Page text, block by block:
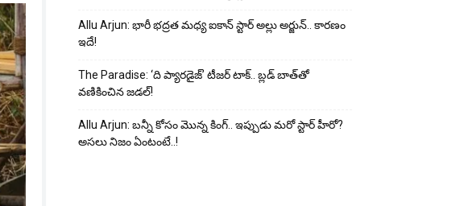
Allu Arjun: భారీ భద్రత మధ్య ఐకాన్ స్టార్ అల్లు అర్జున్.. కారణం
ఇదే!
The Paradise: ‘ది ప్యారడైజ్’ టీజర్ టాక్.. బ్లడ్ బాత్‌తో
వణికించిన జడల్!
Allu Arjun: బన్నీ కోసం మొన్న కింగ్.. ఇప్పుడు మరో స్టార్ హీరో?
అసలు నిజం ఏంటంటే..!